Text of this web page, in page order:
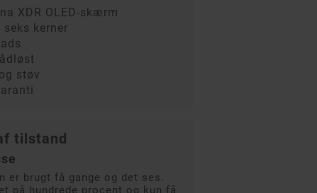
XDR OLED-skærm
seks kerner
støv
tilstand
er brugt få gange og det ses.
på hundrede procent og kun få